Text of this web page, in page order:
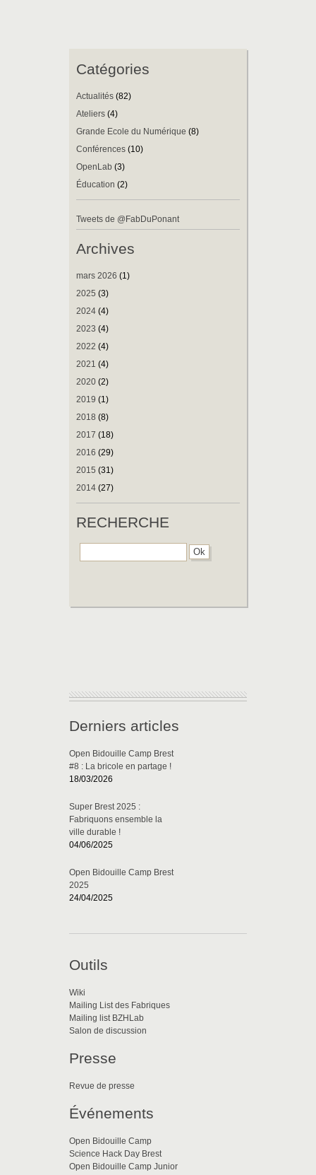
Catégories
Actualités (82)
Ateliers (4)
Grande Ecole du Numérique (8)
Conférences (10)
OpenLab (3)
Éducation (2)
Tweets de @FabDuPonant
Archives
mars 2026 (1)
2025 (3)
2024 (4)
2023 (4)
2022 (4)
2021 (4)
2020 (2)
2019 (1)
2018 (8)
2017 (18)
2016 (29)
2015 (31)
2014 (27)
RECHERCHE
Derniers articles
Open Bidouille Camp Brest
#8 : La bricole en partage !
18/03/2026
Super Brest 2025 :
Fabriquons ensemble la
ville durable !
04/06/2025
Open Bidouille Camp Brest
2025
24/04/2025
Outils
Wiki
Mailing List des Fabriques
Mailing list BZHLab
Salon de discussion
Presse
Revue de presse
Événements
Open Bidouille Camp
Science Hack Day Brest
Open Bidouille Camp Junior